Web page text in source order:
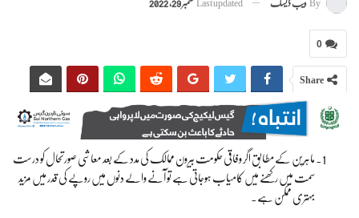
By ویب ڈیسک Last updated ستمبر 29, 2022
0
Share
ماہرین کے مطابق اگر وفاقی حکومت بیرون ممالک کی مدد کے بعد معاشی صورتحال کو درست
سمت میں رکھنے میں کامیاب ہوجاتی ہے تو آنے والے دنوں میں روپے کی قدر میں مزید
بہتری ممکن ہے۔